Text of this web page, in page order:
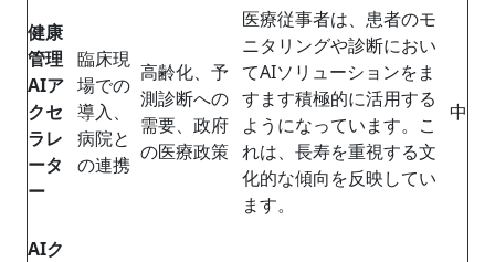
健康
管理
AIア
クセ
ラレ
ータ
ー
臨床現
場での
導入、
病院と
の連携
高齢化、予
測診断への
需要、政府
の医療政策
医療従事者は、患者のモ
ニタリングや診断におい
てAIソリューションをま
すます積極的に活用する
ようになっています。こ
れは、長寿を重視する文
化的な傾向を反映してい
ます。
中
AIク